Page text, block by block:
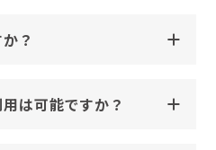
？
は可能ですか？